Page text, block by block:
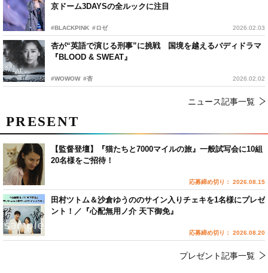
京ドーム3DAYSの全ルックに注目
#BLACKPINK #ロゼ 2026.02.03
杏が“英語で演じる刑事”に挑戦 国境を越えるバディドラマ
『BLOOD & SWEAT』
#WOWOW #杏 2026.02.02
ニュース記事一覧
PRESENT
【監督登壇】『猫たちと7000マイルの旅』一般試写会に10組
20名様をご招待！
応募締め切り： 2026.08.15
田村ツトム＆沙倉ゆうののサイン入りチェキを1名様にプレゼ
ント！／『心配無用ノ介 天下御免』
応募締め切り： 2026.08.20
プレゼント記事一覧